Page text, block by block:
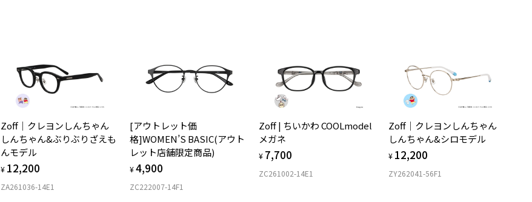
お持ちのZoffメガネサイズを確認するには？
仕上がり寸法
D 仕上がりの横幅：約146mm
E 仕上がりの縦幅：約40mm
安心2 視力測定無料
視力の変化を早めに発見するために、定期的な視力測定をおす
すめいたします。
安心3 かかり具合調整無料
フレームの歪みやかかり具合の調整・クリーニングは、全国の
Zoff店舗にていつでも対応いたします。
＜メガネの度数情報がわからない方へ＞
オンラインストアでフレームのみ購入して、
ご購入時に「レンズ交換券」をお選びいただくと、実店舗で度数を測定
のうえ、
度付きレンズ（標準セットレンズ）へ無料交換いただけます。
Zoff｜クレヨンしんちゃん
しんちゃん&ぶりぶりざえも
んモデル
¥ 12,200
ZA261036-14E1
[アウトレット価
格]WOMEN’S BASIC(アウト
レット店舗限定商品)
¥4,900
ZC222007-14F1
Zoff | ちいかわ COOLmodel
メガネ
¥ 7,700
ZC261002-14E1
Zoff｜クレヨンしんちゃん
しんちゃん&シロモデル
¥ 12,200
ZY262041-56F1